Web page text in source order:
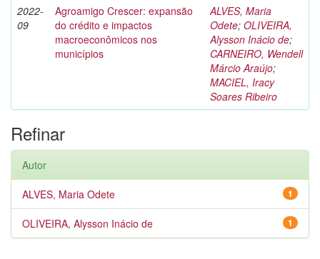
2022-
09
Agroamigo Crescer: expansão
do crédito e impactos
macroeconômicos nos
municípios
ALVES, Maria
Odete; OLIVEIRA,
Alysson Inácio de;
CARNEIRO, Wendell
Márcio Araújo;
MACIEL, Iracy
Soares Ribeiro
Refinar
Autor
1
ALVES, Maria Odete
1
OLIVEIRA, Alysson Inácio de